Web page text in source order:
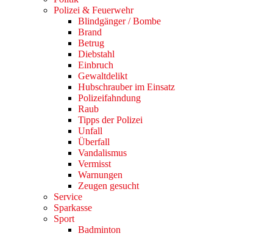
Polizei & Feuerwehr
Blindgänger / Bombe
Brand
Betrug
Diebstahl
Einbruch
Gewaltdelikt
Hubschrauber im Einsatz
Polizeifahndung
Raub
Tipps der Polizei
Unfall
Überfall
Vandalismus
Vermisst
Warnungen
Zeugen gesucht
Service
Sparkasse
Sport
Badminton